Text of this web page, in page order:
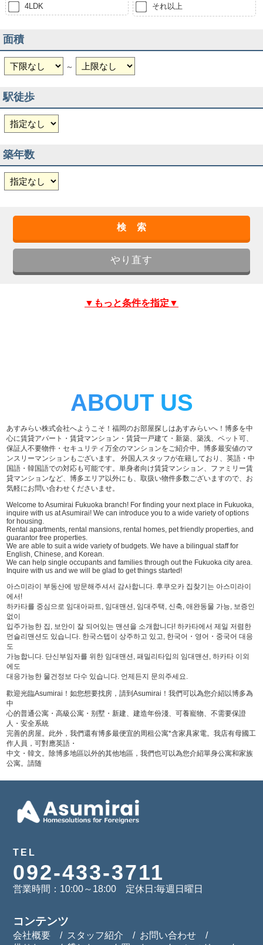
4LDK それ以上
面積
～
駅徒歩
築年数
▼もっと条件を指定▼
ABOUT US
あすみらい株式会社へようこそ！福岡のお部屋探しはあすみらいへ！博多を中
心に賃貸アパート・賃貸マンション・賃貸一戸建て・新築、築浅、ペット可、
保証人不要物件・セキュリティ万全のマンションをご紹介中。博多最安値のマ
ンスリーマンションもございます。 外国人スタッフが在籍しており、英語・中
国語・韓国語での対応も可能です。単身者向け賃貸マンション、ファミリー賃
貸マンションなど、博多エリア以外にも、取扱い物件多数ございますので、お
気軽にお問い合わせくださいませ。
Welcome to Asumirai Fukuoka branch! For finding your next place in Fukuoka,
inquire with us at Asumirai! We can introduce you to a wide variety of options
for housing.
Rental apartments, rental mansions, rental homes, pet friendly properties, and
guarantor free properties.
We are able to suit a wide variety of budgets. We have a bilingual staff for
English, Chinese, and Korean.
We can help single occupants and families through out the Fukuoka city area.
Inquire with us and we will be glad to get things started!
아스미라이 부동산에 방문해주셔서 감사합니다. 후쿠오카 집찾기는 아스미라이
에서!
하카타를 중심으로 임대아파트, 임대맨션, 임대주택, 신축, 애완동물 가능, 보증인
없이
입주가능한 집, 보안이 잘 되어있는 맨션을 소개합니다! 하카타에서 제일 저렴한
먼슬리맨션도 있습니다. 한국스텝이 상주하고 있고, 한국어・영어・중국어 대응
도
가능합니다. 단신부임자를 위한 임대맨션, 패밀리타입의 임대맨션, 하카타 이외
에도
대응가능한 물건정보 다수 있습니다. 언제든지 문의주세요.
歡迎光臨Asumirai！如您想要找房，請到Asumirai！我們可以為您介紹以博多為
中
心的普通公寓・高級公寓・别墅・新建、建造年份淺、可養寵物、不需要保證
人・安全系統
完善的房屋。此外，我們還有博多最便宜的周租公寓*含家具家電。我店有母國工
作人員，可對應英語・
中文・韓文。除博多地區以外的其他地區，我們也可以為您介紹單身公寓和家族
公寓。請随
TEL
092-433-3711
営業時間：10:00～18:00 定休日:毎週日曜日
コンテンツ
会社概要 スタッフ紹介
お問い合わせ